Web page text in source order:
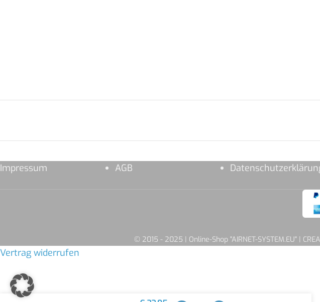
Impressum AGB
© 2015 - 2025 | Online-Shop "AIRNET-SYSTEM.EU" |
Vertrag widerrufen